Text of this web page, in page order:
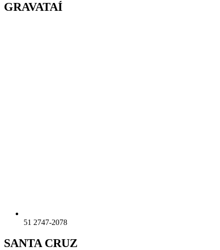
GRAVATAÍ
51 2747-2078
SANTA CRUZ